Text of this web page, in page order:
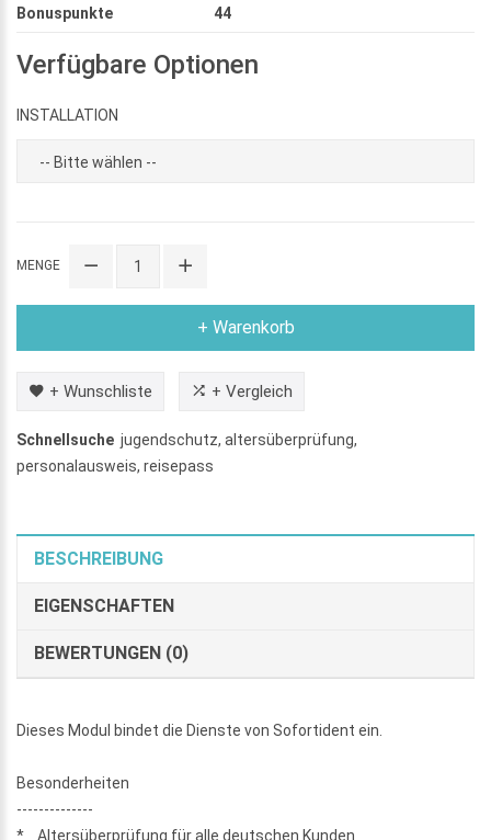
Bonuspunkte
44
Verfügbare Optionen
INSTALLATION
MENGE
+ Warenkorb
+ Wunschliste + Vergleich
Schnellsuche jugendschutz, altersüberprüfung,
personalausweis, reisepass
BESCHREIBUNG
EIGENSCHAFTEN
BEWERTUNGEN (0)
Dieses Modul bindet die Dienste von Sofortident ein.
Besonderheiten
--------------
* Altersüberprüfung für alle deutschen Kunden